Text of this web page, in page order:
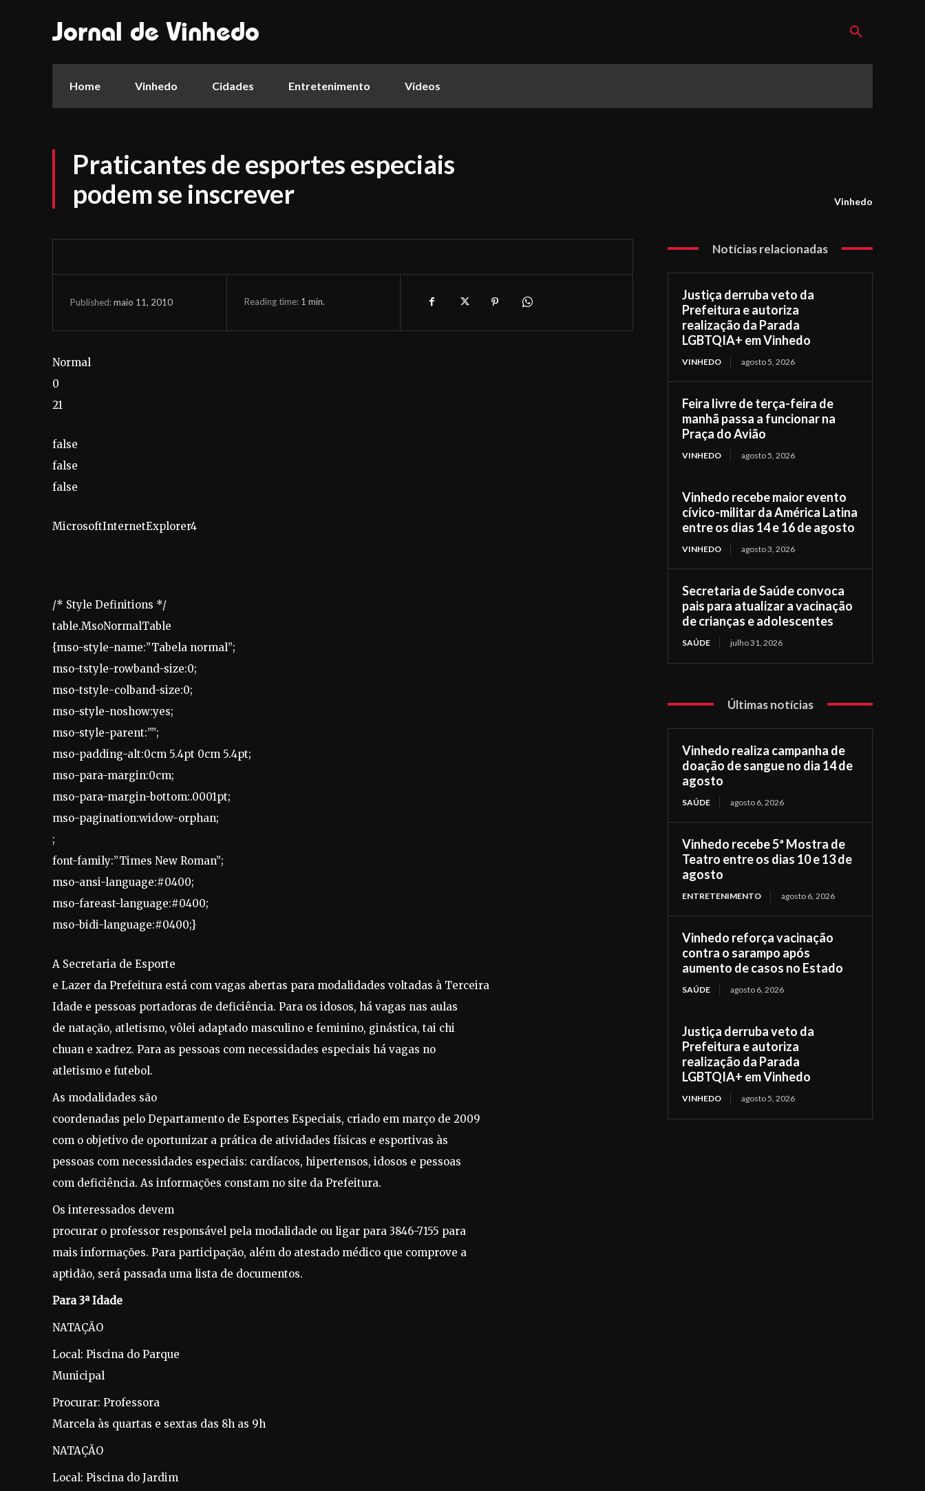
Jornal de Vinhedo
Home Vinhedo Cidades Entretenimento Vídeos
Praticantes de esportes especiais
podem se inscrever
Vinhedo
Published:maio 11, 2010 Reading time: 1 min.
Normal
0
21
false
false
false
MicrosoftInternetExplorer4
/* Style Definitions */
table.MsoNormalTable
{mso-style-name:”Tabela normal”;
mso-tstyle-rowband-size:0;
mso-tstyle-colband-size:0;
mso-style-noshow:yes;
mso-style-parent:””;
mso-padding-alt:0cm 5.4pt 0cm 5.4pt;
mso-para-margin:0cm;
mso-para-margin-bottom:.0001pt;
mso-pagination:widow-orphan;
;
font-family:”Times New Roman”;
mso-ansi-language:#0400;
mso-fareast-language:#0400;
mso-bidi-language:#0400;}
A Secretaria de Esporte
e Lazer da Prefeitura está com vagas abertas para modalidades voltadas à Terceira
Idade e pessoas portadoras de deficiência. Para os idosos, há vagas nas aulas
de natação, atletismo, vôlei adaptado masculino e feminino, ginástica, tai chi
chuan e xadrez. Para as pessoas com necessidades especiais há vagas no
atletismo e futebol.
As modalidades são
coordenadas pelo Departamento de Esportes Especiais, criado em março de 2009
com o objetivo de oportunizar a prática de atividades físicas e esportivas às
pessoas com necessidades especiais: cardíacos, hipertensos, idosos e pessoas
com deficiência. As informações constam no site da Prefeitura.
Os interessados devem
procurar o professor responsável pela modalidade ou ligar para 3846-7155 para
mais informações. Para participação, além do atestado médico que comprove a
aptidão, será passada uma lista de documentos.
Para 3ª Idade
NATAÇÃO
Local: Piscina do Parque
Municipal
Procurar: Professora
Marcela às quartas e sextas das 8h as 9h
NATAÇÃO
Local: Piscina do Jardim
Notícias relacionadas
Justiça derruba veto da
Prefeitura e autoriza
realização da Parada
LGBTQIA+ em Vinhedo
VINHEDO agosto 5, 2026
Feira livre de terça-feira de
manhã passa a funcionar na
Praça do Avião
VINHEDO agosto 5, 2026
Vinhedo recebe maior evento
cívico-militar da América Latina
entre os dias 14 e 16 de agosto
VINHEDO agosto 3, 2026
Secretaria de Saúde convoca
pais para atualizar a vacinação
de crianças e adolescentes
SAÚDE julho 31, 2026
Últimas notícias
Vinhedo realiza campanha de
doação de sangue no dia 14 de
agosto
SAÚDE agosto 6, 2026
Vinhedo recebe 5ª Mostra de
Teatro entre os dias 10 e 13 de
agosto
ENTRETENIMENTO agosto 6, 2026
Vinhedo reforça vacinação
contra o sarampo após
aumento de casos no Estado
SAÚDE agosto 6, 2026
Justiça derruba veto da
Prefeitura e autoriza
realização da Parada
LGBTQIA+ em Vinhedo
VINHEDO agosto 5, 2026